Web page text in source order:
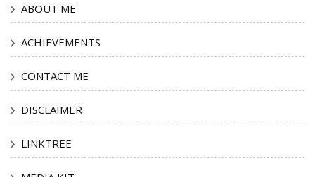
ABOUT ME
ACHIEVEMENTS
CONTACT ME
DISCLAIMER
LINKTREE